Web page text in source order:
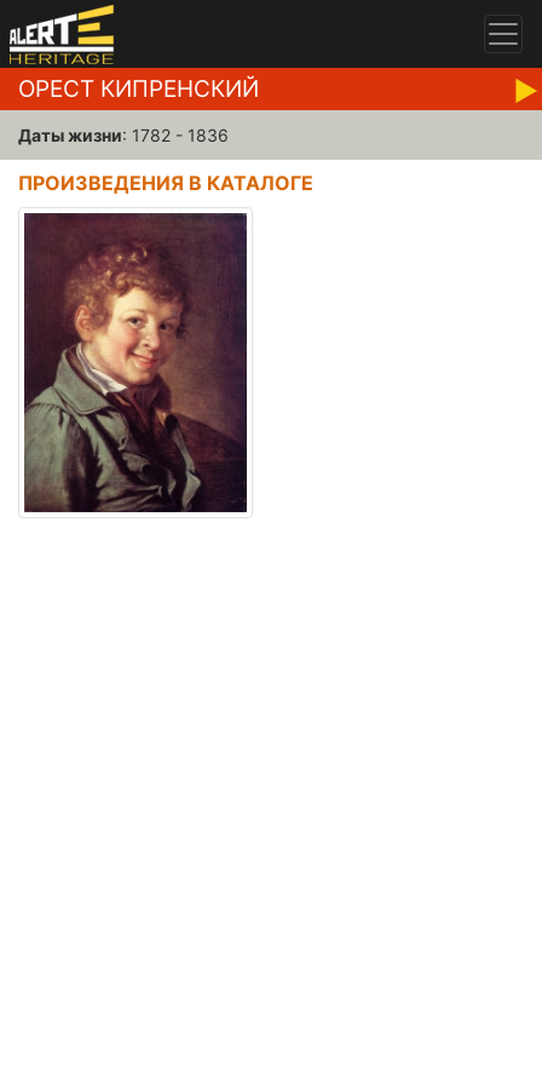
ОРЕСТ КИПРЕНСКИЙ
Даты жизни: 1782 - 1836
ПРОИЗВЕДЕНИЯ В КАТАЛОГЕ